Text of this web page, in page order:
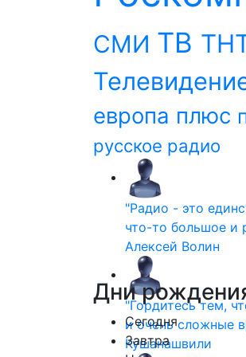
СМИ ТВ
европа плюс
русское радио
"Радио - это
что-то большое и
Алексей Волин
"Гордитесь тем,
и очень сложные
Кушанашвили
Дни
Сегодня
Завтра